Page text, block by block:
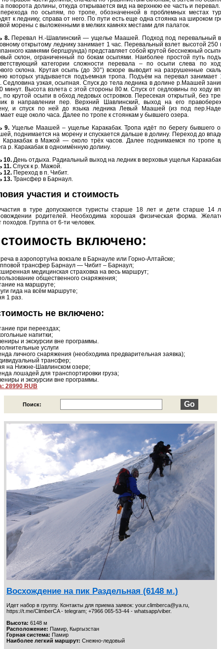
поворота долины, откуда открывается вид на верхнюю ее часть и
по осыпям, по тропе, обозначенной в проблемных местах
к леднику, справа от него. По пути есть еще одна стоянка на широком
морены с выложенными в мелких камнях местами для палаток.
8.Перевал Н.-Шавлинский — ущелье Маашей. Подход под перевальный
открытому леднику занимает 1 час. Перевальный взлет высотой 250
камнями бергшрунда) представляет собой крутой бесснежный
склон, ограниченный по бокам осыпями. Наиболее простой путь
категории сложности перевала – по осыпи слева по
склона. Крутая осыпь (до 30°) вскоре выводит на разрушенные
которых угадывается подъемная тропа. Подъём на перевал занимает
Седловина узкая, осыпная. Спуск до тела ледника в долине р.Маашей
минут. Высота взлета с этой стороны 80 м. Спуск от седловины по ходу
по крутой осыпи в обход ледовых островков. Пересекая открытый, без
в направлении пер. Верхний Шавлинский, выход на его
и спуск по ней до языка ледника Левый Маашей (из под
еще около часа. Далее по тропе к стоянкам у бывшего озера.
9.Ущелье Маашей – ущелье Каракабак. Тропа идёт по берегу бывшего
поднимается на морену и спускается дальше в долину. Переход до
Каракабак в Мажой — около трёх часов. Далее поднимаемся по тропе
р. Каракабак в одноимённую долину.
10. День отдыха. Радиальный выход на ледник в верховья ущелья
11. Спуск к р. Мажой.
12. Переход в п. Чибит.
13. Трансфер в Барнаул.
участия и стоимость
в туре допускаются туристы старше 18 лет и дети старше 14
родителей. Необходима хорошая физическая форма.
походов. Группа от 6-ти человек.
включено:
в аэропорту/на вокзале в Барнауле или Горно-Алтайске;
трансфер Барнаул — Чибит – Барнаул;
медицинская страховка на весь маршрут;
общественного снаряжения;
на маршруте;
гида на всём маршруте;
1 раз.
не включено:
при переездах;
напитки;
и экскурсии вне программы.
услуги
личного снаряжения (необходима предварительная заявка);
трансфер;
на Нижне-Шавлинском озере;
лошадей для транспортировки груза;
и экскурсии вне программы.
28990 RUB
Поиск:
Восхождение на пик Раздельная (6148 м.)
Идет набор в группу. Контакты для приема заявок: your.climberca@ya.ru,
https://t.me/ClimberCA - telegram; +7966 065-53-44 - whatsapp/viber.
Высота: 6148 м
Расположение: Памир, Кыргызстан
Горная система: Памир
Наиболее легкий маршрут: Снежно-ледовый